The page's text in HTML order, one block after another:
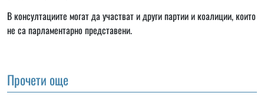
В консултациите могат да участват и други партии и коалиции, които
не са парламентарно представени.
Прочети още